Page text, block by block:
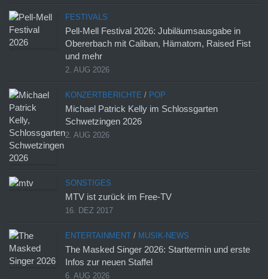
FESTIVALS
Pell-Mell Festival 2026: Jubiläumsausgabe in
Obererbach mit Caliban, Hämatom, Raised Fist
und mehr
2. AUG 2026
KONZERTBERICHTE / POP
Michael Patrick Kelly im Schlossgarten
Schwetzingen 2026
2. AUG 2026
SONSTIGES
MTV ist zurück im Free-TV
16. DEZ 2017
ENTERTAINMENT / MUSIK-NEWS
The Masked Singer 2026: Starttermin und erste
Infos zur neuen Staffel
6. AUG 2026